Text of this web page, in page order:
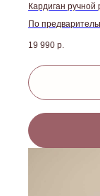
Кардиган
По
19 990 р.